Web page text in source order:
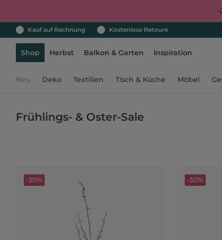
-
Kauf auf Rechnung Kostenlose Retoure
Shop Herbst Balkon & Garten Inspiration
Neu Deko Textilien Tisch & Küche Möbel
Frühlings- & Oster-Sale
-30% -30%